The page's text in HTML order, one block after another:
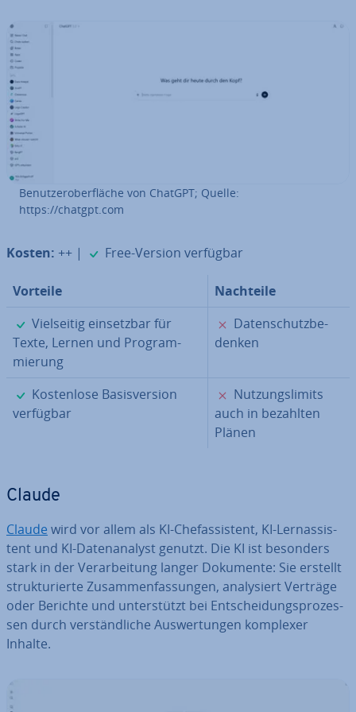
Be­nut­zer­ober­flä­che von ChatGPT; Quelle:
https://chatgpt.com
Kosten: ++ | ✓
Free-Version verfügbar
Vorteile
Nachteile
✓
Viel­sei­tig ein­setz­bar für
Texte, Lernen und Pro­gram­
mie­rung
✗
Da­ten­schutz­be­
den­ken
✓
Kos­ten­lo­se Ba­sis­ver­si­on
verfügbar
✗
Nut­zungs­li­mits
auch in bezahlten
Plänen
Claude
Claude wird vor allem als KI-Chef­as­sis­tent, KI-Lern­as­sis­
tent und KI-Da­ten­ana­lyst genutzt. Die KI ist besonders
stark in der Ver­ar­bei­tung langer Dokumente: Sie erstellt
struk­tu­rier­te Zu­sam­men­fas­sun­gen, ana­ly­siert Verträge
oder Berichte und un­ter­stützt bei Ent­schei­dungs­pro­zes­
sen durch ver­ständ­li­che Aus­wer­tun­gen komplexer
Inhalte.